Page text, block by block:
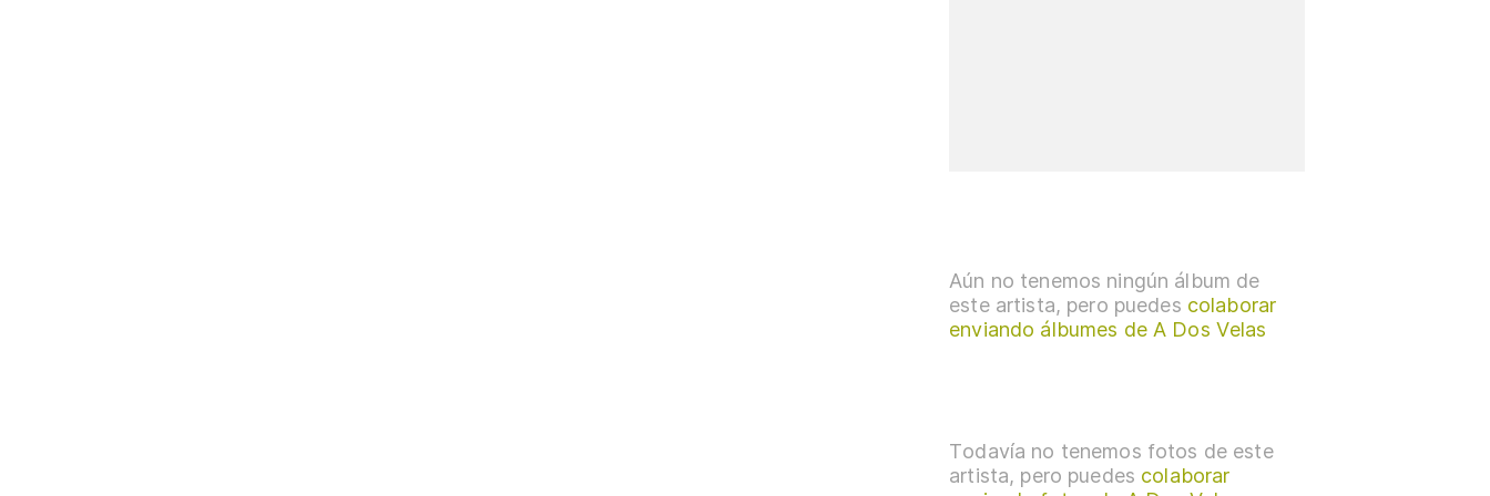
Aún no tenemos ningún álbum de
este artista, pero puedes colaborar
enviando álbumes de A Dos Velas
Todavía no tenemos fotos de este
artista, pero puedes colaborar